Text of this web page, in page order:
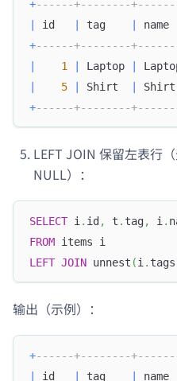
+------+--------
|
id | tag |
+------+--------
|
1 | Laptop |
|
5 | Shirt |
+------+--------
LEFT JOIN 保留左表行
NULL）：
SELECT i . id , t . tag, i .
FROM items i
LEFT JOIN unnest (i . tags
输出（示例）：
+------+--------
id tag